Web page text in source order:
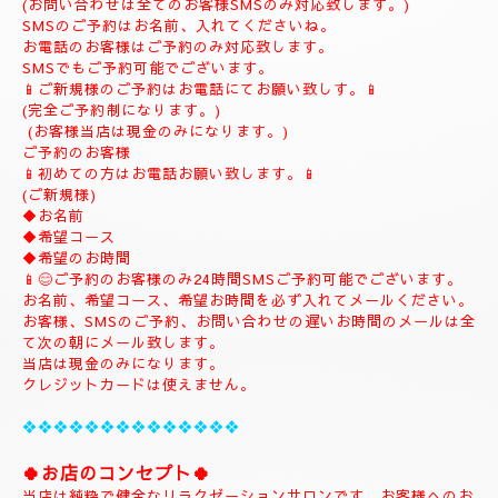
(ご予約は完全ご予約制です。)
❖❖❖❖❖❖❖❖❖❖❖❖❖❖❖❖
💎ナチュラルのホームページにようこそ
当店のHPをお選びいただき誠にありがとうございます。
📱090-1287-6359
(営業時間13:00～21:00)
(出張は最終受付22時迄になりますがそれ以降はご相談下さい。)
(完全ご予約制)
📱受付時間10時〜になります。📱
当日のご予約もご予約制になりますので、お早めのご予約でお願
い致します。
(お問い合わせは全てのお客様SMSのみ対応致します。)
SMSのご予約はお名前、入れてくださいね。
お電話のお客様はご予約のみ対応致します。
SMSでもご予約可能でございます。
📱ご新規様のご予約はお電話にてお願い致しす。📱
(お客様当店は現金のみになります。)
📱初めての方はお電話お願い致します。📱